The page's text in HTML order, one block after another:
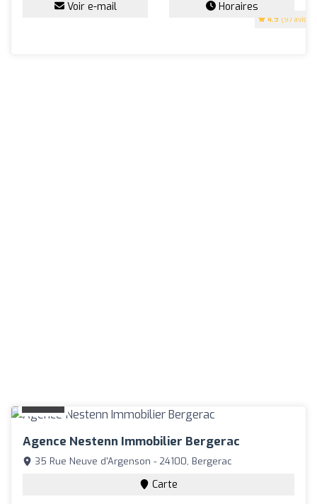
4.9 (97 avis)
Voir e-mail Horaires
Agence Nestenn Immobilier Bergerac
35 Rue Neuve d'Argenson - 24100, Bergerac
Carte